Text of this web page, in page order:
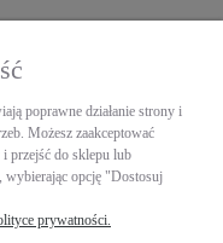
dostawy
poprawne działanie strony i
Możesz zaakceptować
przejść do sklepu lub
wybierając opcję "Dostosuj
prywatności.